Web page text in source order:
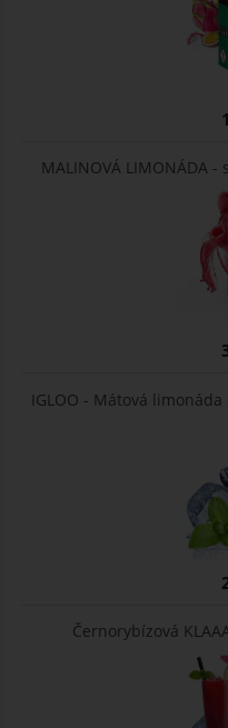
MALINOVÁ LIMONÁDA -
IGLOO - Mátová
Černorybízová